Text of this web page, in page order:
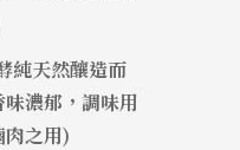
純天然釀造而
濃郁，調味用
之用)